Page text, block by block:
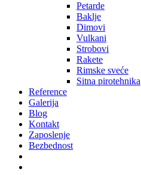
Petarde
Baklje
Dimovi
Vulkani
Strobovi
Rakete
Rimske sveće
Sitna pirotehnika
Reference
Galerija
Blog
Kontakt
Zaposlenje
Bezbednost